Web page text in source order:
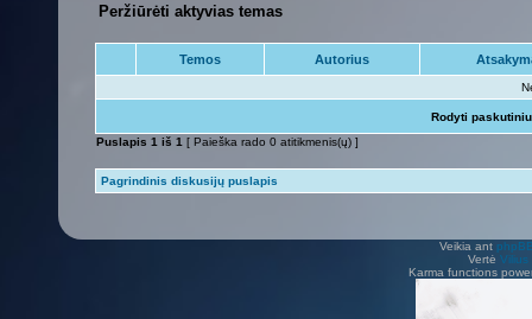
Peržiūrėti aktyvias temas
Temos Autorius
Rodyti
Puslapis 1 iš 1 [ Paieška rado 0 atitikmenis(ų) ]
Pagrindinis diskusijų puslapis
Veikia ant
Vertė Vilius
Karma functions